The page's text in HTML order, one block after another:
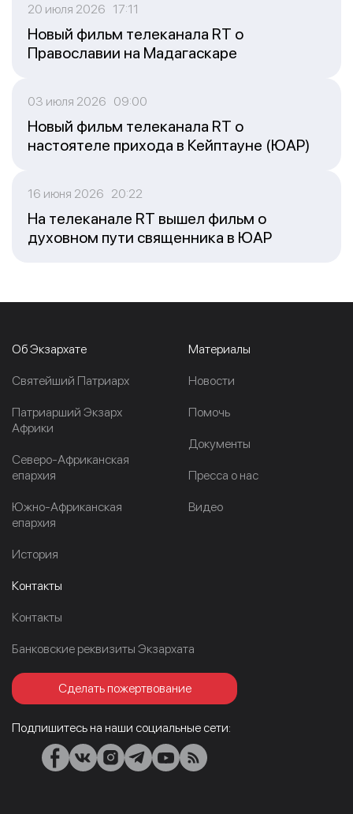
20 июля 2026 17:11
Новый фильм телеканала RT о
Православии на Мадагаскаре
03 июля 2026 09:00
Новый фильм телеканала RT о
настоятеле прихода в Кейптауне (ЮАР)
16 июня 2026 20:22
На телеканале RT вышел фильм о
духовном пути священника в ЮАР
Об Экзархате
Cвятейший Патриарх
Патриарший Экзарх
Африки
Северо-Африканская
епархия
Южно-Африканская
епархия
История
Материалы
Новости
Помочь
Документы
Пресса о нас
Видео
Контакты
Контакты
Банковские реквизиты Экзархата
Сделать пожертвование
Подпишитесь на наши социальные сети: